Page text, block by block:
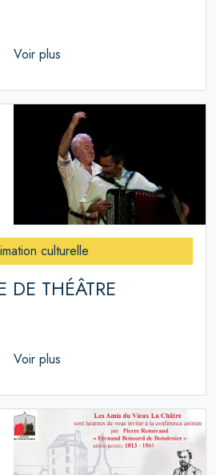
Voir plus
culturelle
DE THÉÂTRE
Voir plus